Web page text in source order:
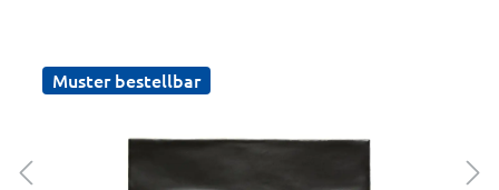
Muster bestellbar